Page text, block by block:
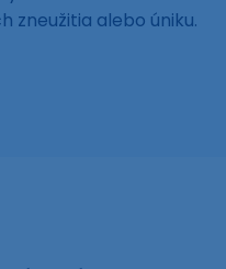
zneužitia alebo úniku.